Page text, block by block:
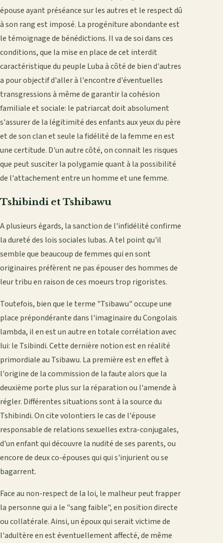
épouse ayant préséance sur les autres et le respect dû
à son rang est imposé. La progéniture abondante est
le témoignage de bénédictions. Il va de soi dans ces
conditions, que la mise en place de cet interdit
caractéristique du peuple Luba à côté de bien d'autres
a pour objectif d'aller à l'encontre d'éventuelles
transgressions à même de garantir la cohésion
familiale et sociale: le patriarcat doit absolument
s'assurer de la légitimité des enfants aux yeux du père
et de son clan et seule la fidélité de la femme en est
une certitude. D'un autre côté, on connait les risques
que peut susciter la polygamie quant à la possibilité
de l'attachement entre un homme et une femme.
Tshibindi et Tshibawu
A plusieurs égards, la sanction de l'infidélité confirme
la dureté des lois sociales lubas. A tel point qu'il
semble que beaucoup de femmes qui en sont
originaires préfèrent ne pas épouser des hommes de
leur tribu en raison de ces moeurs trop rigoristes.
Toutefois, bien que le terme "Tsibawu" occupe une
place prépondérante dans l'imaginaire du Congolais
lambda, il en est un autre en totale corrélation avec
lui: le Tsibindi. Cette dernière notion est en réalité
primordiale au Tsibawu. La première est en effet à
l'origine de la commission de la faute alors que la
deuxième porte plus sur la réparation ou l'amende à
régler. Différentes situations sont à la source du
Tshibindi. On cite volontiers le cas de l'épouse
responsable de relations sexuelles extra-conjugales,
d'un enfant qui découvre la nudité de ses parents, ou
encore de deux co-épouses qui qui s'injurient ou se
bagarrent.
Face au non-respect de la loi, le malheur peut frapper
la personne qui a le "sang faible", en position directe
ou collatérale. Ainsi, un époux qui serait victime de
l'adultère en est éventuellement affecté, de même